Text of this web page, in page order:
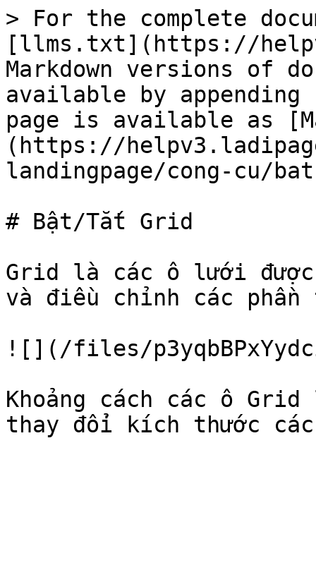
> For the complete
[llms.txt](https://
Markdown versions of
available by
page is available as
(https://
landingpage/cong-cu/
# Bật/Tắt Grid
Grid là các ô lưới được
và điều chỉnh các
![](/files/
Khoảng cách các ô